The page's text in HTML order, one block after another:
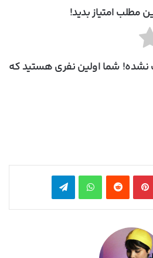
مطلب امتیاز بدید!
نشده! شما اولین نفری هستید که
‫پین‌ترست‫رددیت واتس آپ تلگرام